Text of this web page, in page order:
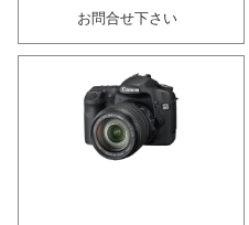
お問合せ下さい